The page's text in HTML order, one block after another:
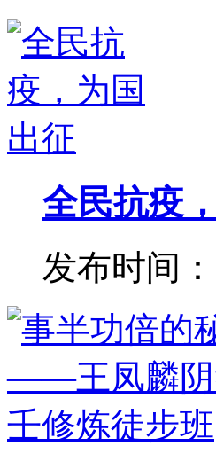
全民抗疫
发布时间